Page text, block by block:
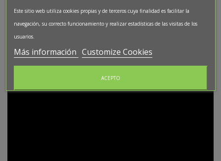
Este sitio web utiliza cookies propias y de terceros cuya finalidad es facilitar la
navegación, su correcto funcionamiento y realizar estadísticas de las visitas de los
usuarios.
Más información Customize Cookies
ACEPTO